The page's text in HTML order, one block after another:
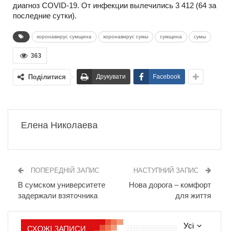
диагноз COVID-19. От инфекции вылечились 3 412 (64 за
последние сутки).
коронавирус сумщина коронавирус сумы сумщина сумы
363
Поділитися Друкувати Facebook
Елена Николаева
ПОПЕРЕДНІЙ ЗАПИС
В сумском университете
задержали взяточника
НАСТУПНИЙ ЗАПИС
Нова дорога – комфорт
для життя
Усі
СХОЖІ ЗАПИСИ